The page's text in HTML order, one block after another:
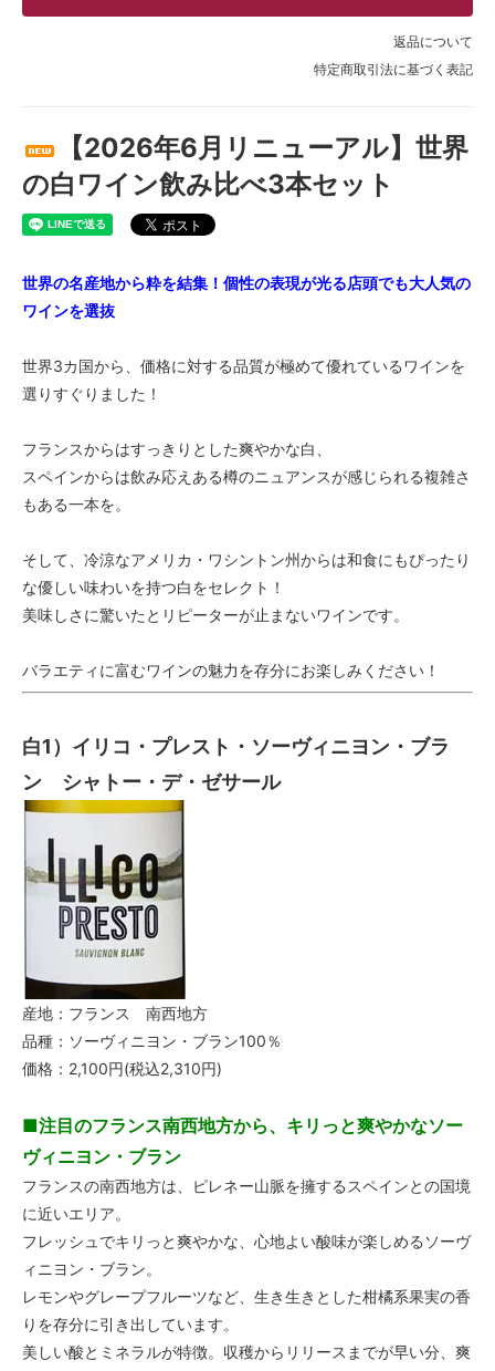
返品について
特定商取引法に基づく表記
【2026年6月リニューアル】世界
の白ワイン飲み比べ3本セット
世界の名産地から粋を結集！個性の表現が光る店頭でも大人気の
ワインを選抜
世界3カ国から、価格に対する品質が極めて優れているワインを
選りすぐりました！
フランスからはすっきりとした爽やかな白、
スペインからは飲み応えある樽のニュアンスが感じられる複雑さ
もある一本を。
そして、冷涼なアメリカ・ワシントン州からは和食にもぴったり
な優しい味わいを持つ白をセレクト！
美味しさに驚いたとリピーターが止まないワインです。
バラエティに富むワインの魅力を存分にお楽しみください！
白1）イリコ・プレスト・ソーヴィニヨン・ブラ
ン シャトー・デ・ゼサール
産地：フランス 南西地方
品種：ソーヴィニヨン・ブラン100％
価格：2,100円(税込2,310円)
■注目のフランス南西地方から、キリっと爽やかなソー
ヴィニヨン・ブラン
フランスの南西地方は、ピレネー山脈を擁するスペインとの国境
に近いエリア。
フレッシュでキリっと爽やかな、心地よい酸味が楽しめるソーヴ
ィニヨン・ブラン。
レモンやグレープフルーツなど、生き生きとした柑橘系果実の香
りを存分に引き出しています。
美しい酸とミネラルが特徴。収穫からリリースまでが早い分、爽